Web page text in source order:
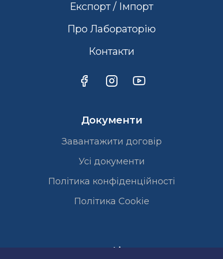
Експорт / Імпорт
Про Лабораторію
Контакти
Документи
Завантажити договір
Усі документи
Політика конфіденційності
Полiтика Cookie
Сертифікати